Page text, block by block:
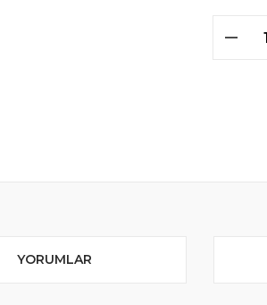
YORUMLAR